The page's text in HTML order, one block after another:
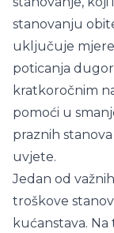
stanovanju
uključuje
poticanja
kratkoročnim
pomoći u
praznih
uvjete.
Jedan od
troškove
kućanstava. Na